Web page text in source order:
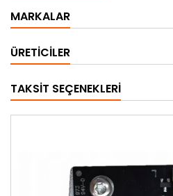
MARKALAR
ÜRETICILER
TAKSIT SEÇENEKLERI